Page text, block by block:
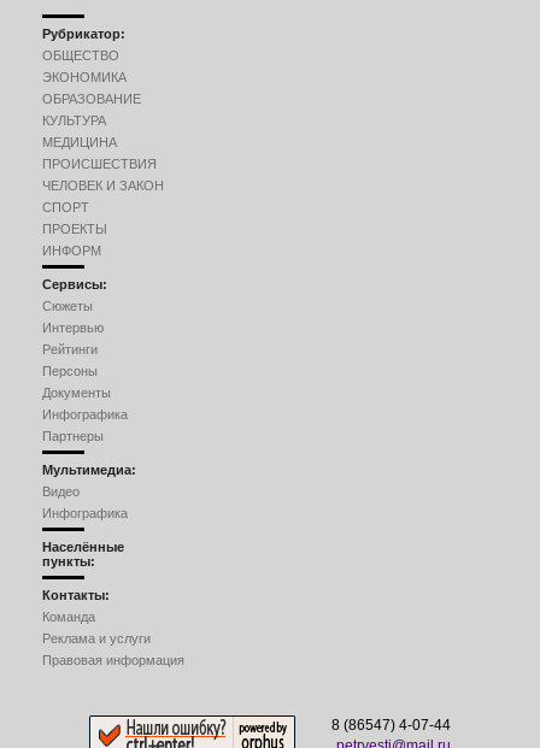
Рубрикатор:
ОБЩЕСТВО
ЭКОНОМИКА
ОБРАЗОВАНИЕ
КУЛЬТУРА
МЕДИЦИНА
ПРОИСШЕСТВИЯ
ЧЕЛОВЕК И ЗАКОН
СПОРТ
ПРОЕКТЫ
ИНФОРМ
Сервисы:
Сюжеты
Интервью
Рейтинги
Персоны
Документы
Инфографика
Партнеры
Мультимедиа:
Видео
Инфографика
Населённые
пункты:
Контакты:
Команда
Реклама и услуги
Правовая информация
8 (86547) 4-07-44